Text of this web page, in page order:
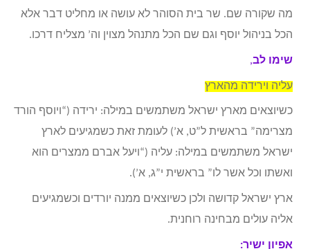
מה שקורה שם. שר בית הסוהר לא עושה או מחליט דבר אלא
הכל בניהול יוסף וגם שם הכל מתנהל מצוין וה’ מצליח דרכו.
שימו לב,
עליה וירידה מהארץ
כשיוצאים מארץ ישראל משתמשים במילה: ירידה (“ויוסף הורד
מצרימה” בראשית ל”ט, א’) לעומת זאת כשמגיעים לארץ
ישראל משתמשים במילה: עליה (“ויעל אברם ממצרים הוא
ואשתו וכל אשר לו” בראשית י”ג, א’).
ארץ ישראל קדושה ולכן כשיוצאים ממנה יורדים וכשמגיעים
אליה עולים מבחינה רוחנית.
אפיון ישיר: